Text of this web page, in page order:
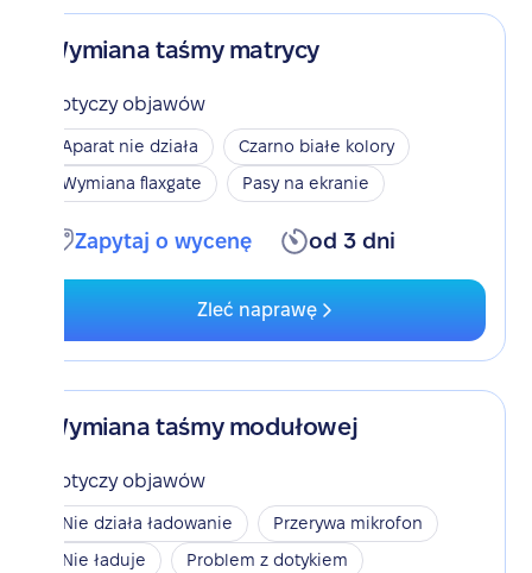
Wymiana taśmy matrycy
Dotyczy objawów
Aparat nie działa
Czarno białe kolory
Wymiana flaxgate
Pasy na ekranie
Zapytaj o wycenę od 3 dni
Zleć naprawę
Wymiana taśmy modułowej
Dotyczy objawów
Nie działa ładowanie
Przerywa mikrofon
Nie ładuje
Problem z dotykiem